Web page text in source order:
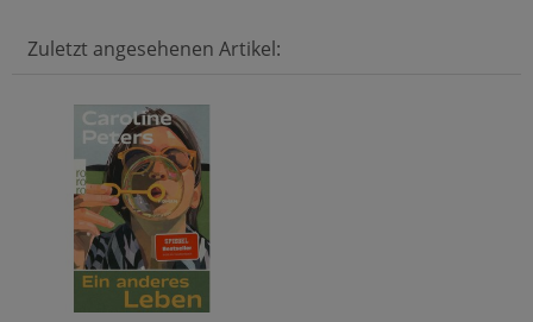
Zuletzt angesehenen Artikel: